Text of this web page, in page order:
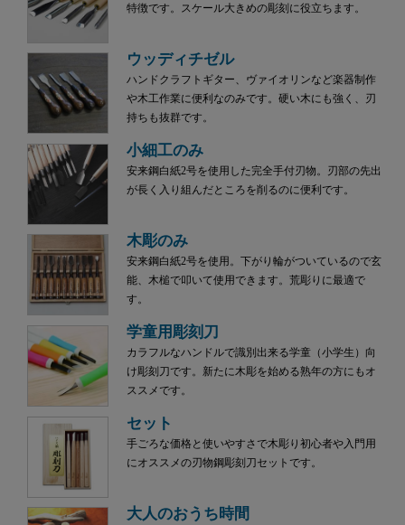
特徴です。スケール大きめの彫刻に役立ちます。
ウッディチゼル
ハンドクラフトギター、ヴァイオリンなど楽器制作
や木工作業に便利なのみです。硬い木にも強く、刃
持ちも抜群です。
小細工のみ
安来鋼白紙2号を使用した完全手付刃物。刃部の先出
が長く入り組んだところを削るのに便利です。
木彫のみ
安来鋼白紙2号を使用。下がり輪がついているので玄
能、木槌で叩いて使用できます。荒彫りに最適で
す。
学童用彫刻刀
カラフルなハンドルで識別出来る学童（小学生）向
け彫刻刀です。新たに木彫を始める熟年の方にもオ
ススメです。
セット
手ごろな価格と使いやすさで木彫り初心者や入門用
にオススメの刃物鋼彫刻刀セットです。
大人のおうち時間